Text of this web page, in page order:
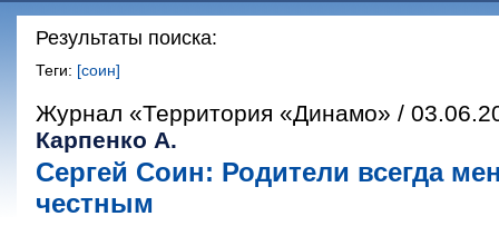
Результаты поиска:
Теги: [соин]
Журнал «Территория «Динамо» /
Карпенко А.
Сергей Соин: Родители всегда
честным